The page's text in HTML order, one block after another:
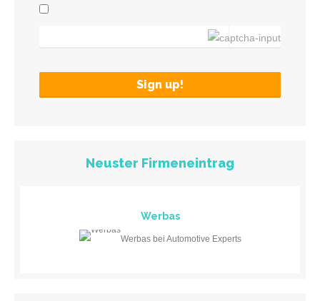
Neuster Firmeneintrag
Werbas
Werbas bei Automotive Experts